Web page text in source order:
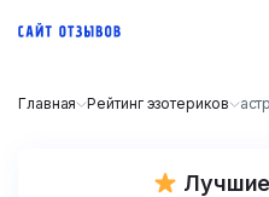
Главная Рейтинг эзотериков